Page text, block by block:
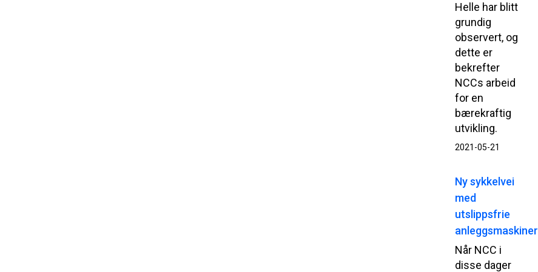
Helle har blitt
grundig
observert, og
dette er
bekrefter
NCCs arbeid
for en
bærekraftig
utvikling.
2021-05-21
Ny sykkelvei
med
utslippsfrie
anleggsmaskiner
Når NCC i
disse dager